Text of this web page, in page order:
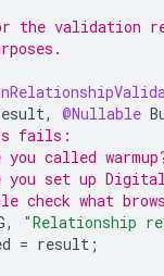
the validation
, @Nullable
fails:
called
you set up
check what
, "Relationship
= result ;